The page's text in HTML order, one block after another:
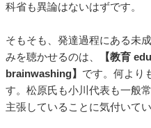
科省も異論はないはずです。
そもそも、発達過程にある未
みを聴かせるのは、
【教育
brainwashing】 です。何より
す。松原氏も小川代表も一般
主張していることに気付いて